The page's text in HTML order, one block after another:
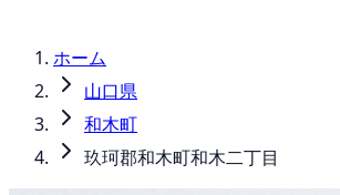
ホーム
山口県
和木町
玖珂郡和木町和木二丁目